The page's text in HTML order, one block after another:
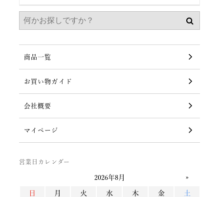
商品一覧
お買い物ガイド
会社概要
マイページ
営業日カレンダー